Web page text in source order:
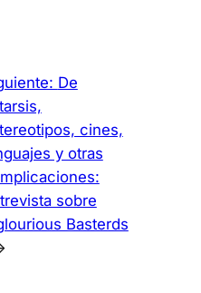
De
cines,
y otras
sobre
Basterds